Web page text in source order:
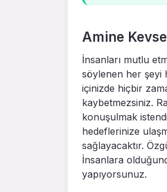
Amine
İnsanları mutlu
söylenen her şeyi
içinizde hiçbir
kaybetmezsiniz.
konuşulmak
hedeflerinize
sağlayacaktır.
İnsanlara
yapıyorsunuz.